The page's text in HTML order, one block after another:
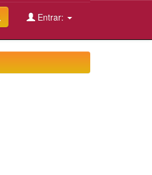
Entrar: